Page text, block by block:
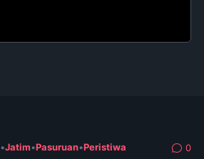
•Jatim•Pasuruan•Peristiwa 0